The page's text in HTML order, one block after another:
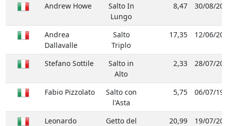
Andrew Howe
Salto In
Lungo
8,47 30/08/
Andrea
Dallavalle
Salto
Triplo
17,35 12/06/
Stefano Sottile
Salto in
Alto
2,33 28/07/
Fabio Pizzolato
Salto con
l'Asta
5,75 06/07/
Leonardo Getto del 20,99 19/07/